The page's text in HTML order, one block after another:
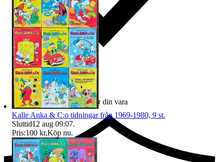
Ersättning om du inte får din vara
Kalle Anka & C:o tidningar från 1969-1980, 9 st.
Sluttid12 aug 09:07.
Pris:100 kr,Köp nu.